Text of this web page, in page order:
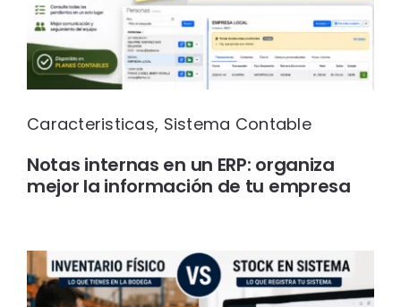
Caracteristicas, Sistema Contable
Notas internas en un ERP: organiza
mejor la información de tu empresa